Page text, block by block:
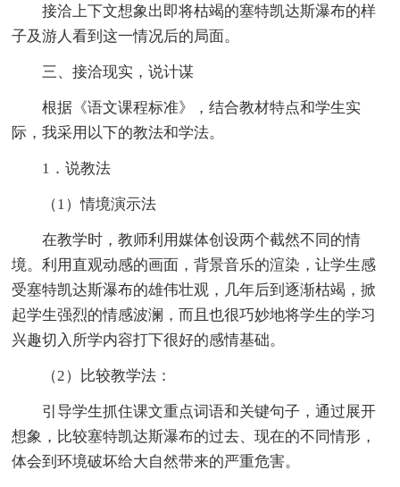
接洽上下文想象出即将枯竭的塞特凯达斯瀑布的样
子及游人看到这一情况后的局面。
三、接洽现实，说计谋
根据《语文课程标准》，结合教材特点和学生实
际，我采用以下的教法和学法。
1．说教法
（1）情境演示法
在教学时，教师利用媒体创设两个截然不同的情
境。利用直观动感的画面，背景音乐的渲染，让学生感
受塞特凯达斯瀑布的雄伟壮观，几年后到逐渐枯竭，掀
起学生强烈的情感波澜，而且也很巧妙地将学生的学习
兴趣切入所学内容打下很好的感情基础。
（2）比较教学法：
引导学生抓住课文重点词语和关键句子，通过展开
想象，比较塞特凯达斯瀑布的过去、现在的不同情形，
体会到环境破坏给大自然带来的严重危害。